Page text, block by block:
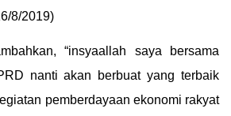
8/2019)
“insyaallah saya bersama
nanti akan berbuat yang terbaik
pemberdayaan ekonomi rakyat